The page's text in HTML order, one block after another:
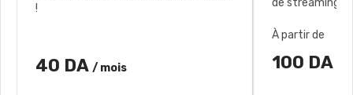
40 DA / mois
À partir de
100 DA